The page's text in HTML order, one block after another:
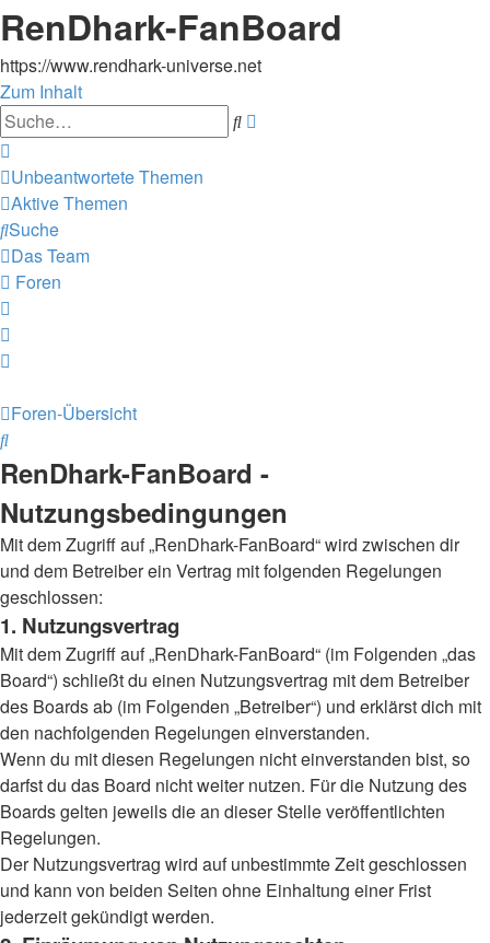
RenDhark-FanBoard
https://www.rendhark-universe.net
Zum Inhalt
Suche
Unbeantwortete Themen
Aktive Themen
Suche
Das Team
Foren
Foren-Übersicht
Suche
RenDhark-FanBoard -
Nutzungsbedingungen
Mit dem Zugriff auf „RenDhark-FanBoard“ wird zwischen dir
und dem Betreiber ein Vertrag mit folgenden Regelungen
geschlossen:
1. Nutzungsvertrag
Mit dem Zugriff auf „RenDhark-FanBoard“ (im Folgenden „das
Board“) schließt du einen Nutzungsvertrag mit dem Betreiber
des Boards ab (im Folgenden „Betreiber“) und erklärst dich mit
den nachfolgenden Regelungen einverstanden.
Wenn du mit diesen Regelungen nicht einverstanden bist, so
darfst du das Board nicht weiter nutzen. Für die Nutzung des
Boards gelten jeweils die an dieser Stelle veröffentlichten
Regelungen.
Der Nutzungsvertrag wird auf unbestimmte Zeit geschlossen
und kann von beiden Seiten ohne Einhaltung einer Frist
jederzeit gekündigt werden.